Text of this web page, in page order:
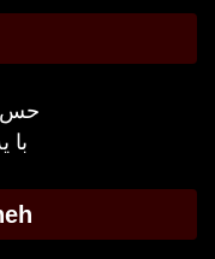
حس
با